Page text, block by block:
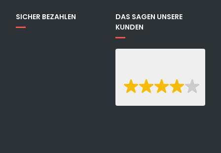
SICHER BEZAHLEN
DAS SAGEN UNSERE
KUNDEN